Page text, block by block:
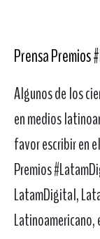
Prensa
Algunos de los
en medios
favor escribir en
Premios
LatamDigital,